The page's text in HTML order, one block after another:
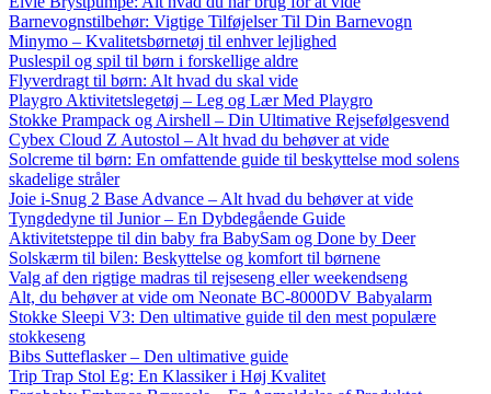
Barnevognstilbehør: Vigtige Tilføjelser Til Din Barnevogn
Minymo – Kvalitetsbørnetøj til enhver lejlighed
Puslespil og spil til børn i forskellige aldre
Flyverdragt til børn: Alt hvad du skal vide
Playgro Aktivitetslegetøj – Leg og Lær Med Playgro
Stokke Prampack og Airshell – Din Ultimative Rejsefølgesvend
Cybex Cloud Z Autostol – Alt hvad du behøver at vide
Solcreme til børn: En omfattende guide til beskyttelse mod solens
skadelige stråler
Joie i-Snug 2 Base Advance – Alt hvad du behøver at vide
Tyngdedyne til Junior – En Dybdegående Guide
Aktivitetsteppe til din baby fra BabySam og Done by Deer
Solskærm til bilen: Beskyttelse og komfort til børnene
Valg af den rigtige madras til rejseseng eller weekendseng
Alt, du behøver at vide om Neonate BC-8000DV Babyalarm
Stokke Sleepi V3: Den ultimative guide til den mest populære
stokkeseng
Bibs Sutteflasker – Den ultimative guide
Trip Trap Stol Eg: En Klassiker i Høj Kvalitet